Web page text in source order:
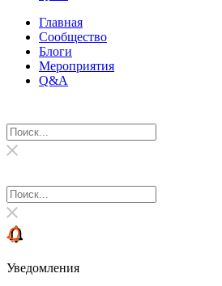
Главная
Сообщество
Блоги
Мероприятия
Q&A
Уведомления